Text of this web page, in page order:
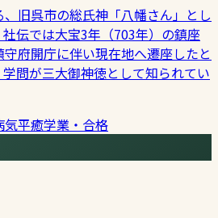
旧呉市の総氏神「八幡さん」とし
伝では大宝3年（703年）の鎮座
府開庁に伴い現在地へ遷座したと
問が三大御神徳として知られてい
気平癒学業・合格